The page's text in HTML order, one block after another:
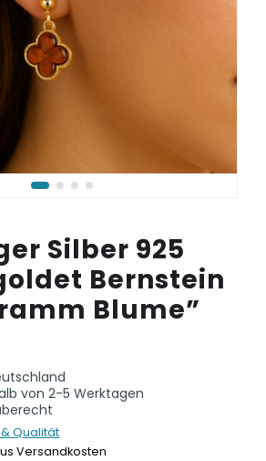
Silber 925
Bernstein
Blume”
von 2-5 Werktagen
Qualität
Versandkosten